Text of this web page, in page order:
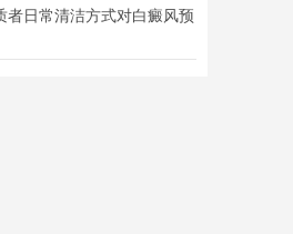
者日常清洁方式对白癜风预